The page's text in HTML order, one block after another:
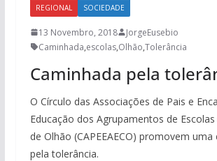
REGIONAL SOCIEDADE
13 Novembro, 2018
JorgeEusebio
Caminhada,escolas,Olhão,Tolerância
Caminhada pela
O Círculo das Associações de Pais e
Educação dos Agrupamentos de
de Olhão (CAPEEAECO) promovem uma
pela tolerância.